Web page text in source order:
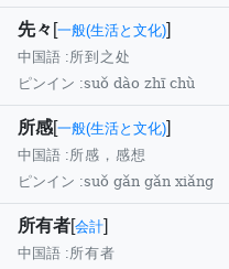
先々 [一般(生活と文化)]
中国語 :所到之处
ピンイン :suǒ dào zhī chù
所感[一般(生活と文化)]
中国語 :所感，感想
ピンイン :suǒ gǎn gǎn xiǎng
所有者[会計]
中国語 :所有者